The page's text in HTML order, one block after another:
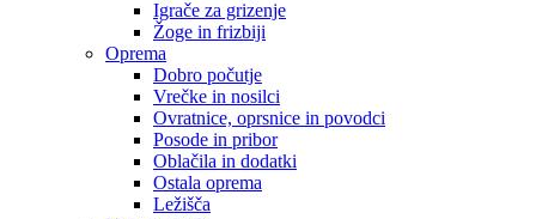
Igrače za grizenje
Žoge in frizbiji
Oprema
Dobro počutje
Vrečke in nosilci
Ovratnice, oprsnice in povodci
Posode in pribor
Oblačila in dodatki
Ostala oprema
Ležišča